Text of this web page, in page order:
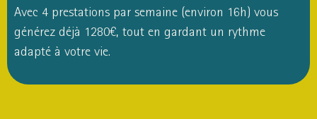
Avec 4 prestations par semaine (environ 16h) vous
générez déjà 1280€, tout en gardant un rythme
adapté à votre vie.